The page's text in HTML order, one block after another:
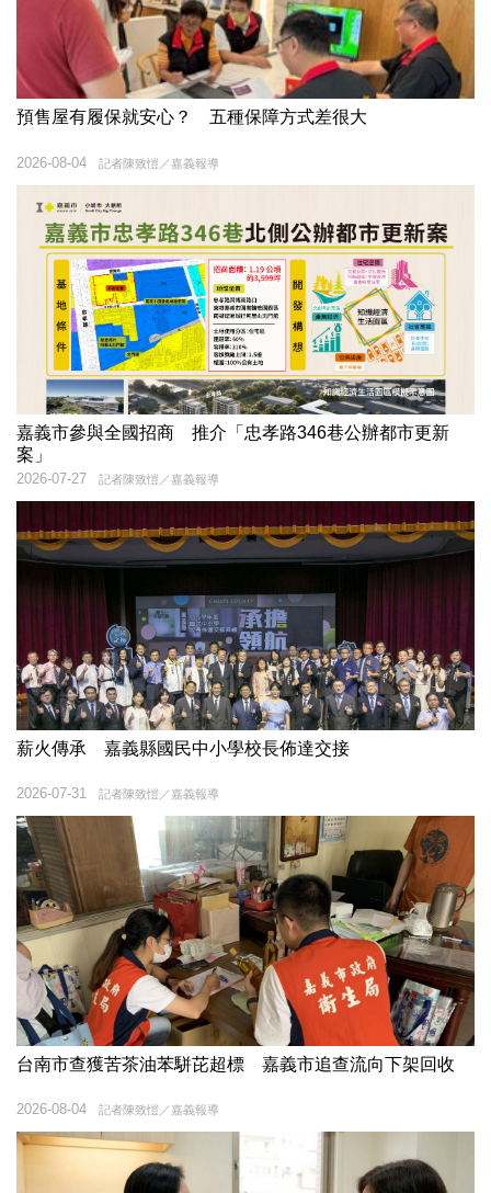
預售屋有履保就安心？ 五種保障方式差很大
記者陳致愷／嘉義報導
2026-08-04
嘉義市參與全國招商 推介「忠孝路346巷公辦都市更新
案」
記者陳致愷／嘉義報導
2026-07-27
薪火傳承 嘉義縣國民中小學校長佈達交接
記者陳致愷／嘉義報導
2026-07-31
台南市查獲苦茶油苯駢芘超標 嘉義市追查流向下架回收
記者陳致愷／嘉義報導
2026-08-04